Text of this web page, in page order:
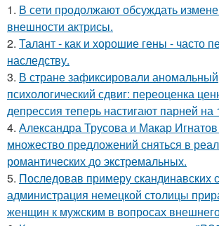
1. В сети продолжают обсуждать
внешности актрисы.
2. Талант - как и хорошие гены - часто
наследству.
3. В стране зафиксировали аномальный
психологический сдвиг: переоценка
депрессия теперь настигают парней на
4. Александра Трусова и Макар
множество предложений сняться в
романтических до экстремальных.
5. Последовав примеру скандинавских
администрация немецкой столицы
женщин к мужским в вопросах